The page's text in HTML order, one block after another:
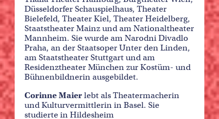
Düsseldorfer Schauspielhaus, Theater
Bielefeld, Theater Kiel, Theater Heidelberg,
Staatstheater Mainz und am Nationaltheater
Mannheim. Sie wurde am Narodni Divadlo
Praha, an der Staatsoper Unter den Linden,
am Staatstheater Stuttgart und am
Residenztheater München zur Kostüm- und
Bühnenbildnerin ausgebildet.
Corinne Maierlebt als Theatermacherin
und Kulturvermittlerin in Basel. Sie
studierte in Hildesheim